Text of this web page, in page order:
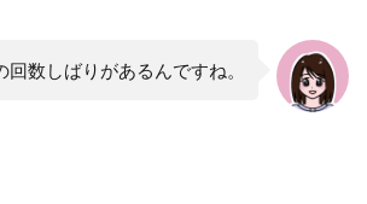
回数しばりがあるんですね。